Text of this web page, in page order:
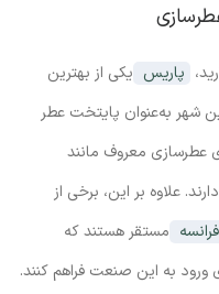
پاریس یکی از بهترین
شهر به‌عنوان پایتخت عطر
عطرسازی معروف مانند
علاوه بر این، برخی از
فرانسه مستقر هستند که
ورود به این صنعت فراهم کنند.